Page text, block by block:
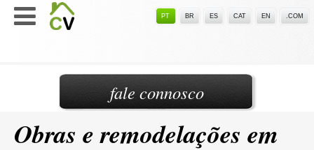
PT BR ES CAT EN .COM
Obras e remodelações em
fale connosco